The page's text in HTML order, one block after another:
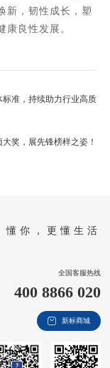
新，韧性成长，塑
康良性发展。
准，持续助力行业高质
奖，展先锋榜样之姿！
懂你，更懂生活
全国客服热线
400 8866 020
新标商城